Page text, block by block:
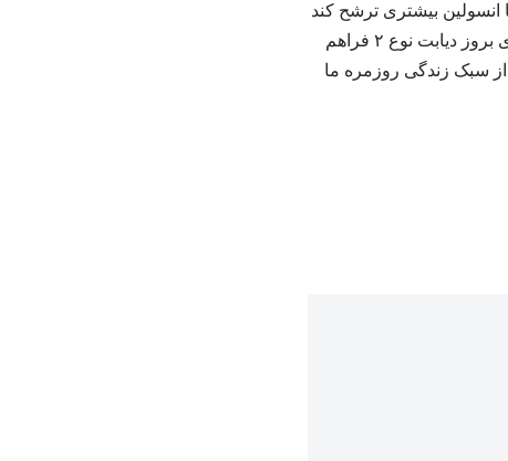
انسولین بیشتری ترشح کند
و درنتیجه به‌ مرور زمان، توان لوزالمعده برای جبران این فشار کاهش پیدا می‌کند و زمینه برای بروز دیابت نوع ۲ فراهم
این فوق تخصص غدد تاکید می‌کند: «موضوع این است که پیشگیری از دیابت نوع ۲، از سبک زندگی روزمره ما